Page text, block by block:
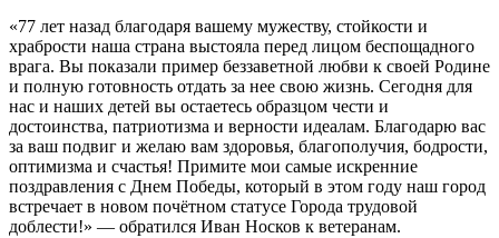
«77 лет назад благодаря вашему мужеству, стойкости и
храбрости наша страна выстояла перед лицом беспощадного
врага. Вы показали пример беззаветной любви к своей Родине
и полную готовность отдать за нее свою жизнь. Сегодня для
нас и наших детей вы остаетесь образцом чести и
достоинства, патриотизма и верности идеалам. Благодарю вас
за ваш подвиг и желаю вам здоровья, благополучия, бодрости,
оптимизма и счастья! Примите мои самые искренние
поздравления с Днем Победы, который в этом году наш город
встречает в новом почётном статусе Города трудовой
доблести!» — обратился Иван Носков к ветеранам.